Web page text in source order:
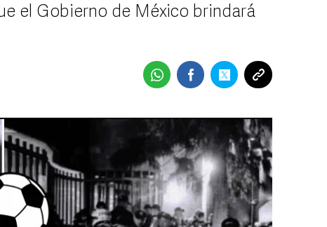
el Gobierno de México brindará